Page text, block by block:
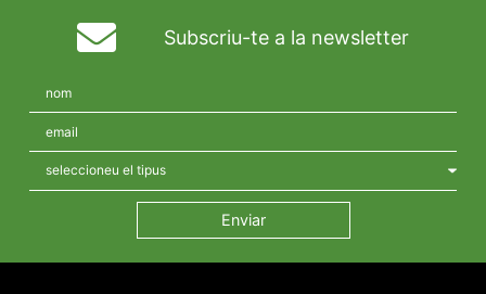
Subscriu-te a la newsletter